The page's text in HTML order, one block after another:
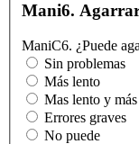
Mani6.
ManiC6. ¿Puede
Sin problemas
Más lento
Mas lento y
Errores graves
No puede